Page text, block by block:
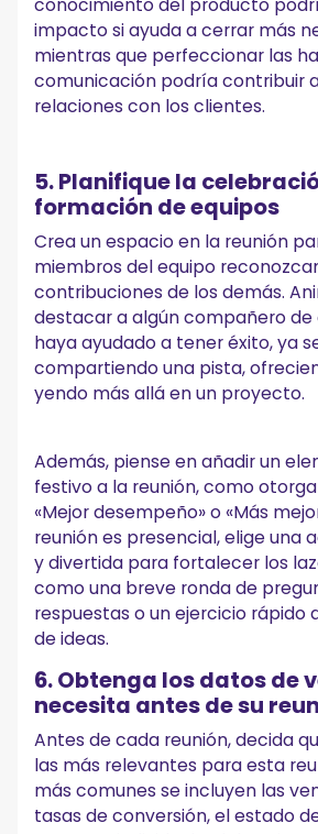
impacto si ayuda a cerrar más
mientras que perfeccionar las
comunicación podría contribuir
relaciones con los clientes.
5. Planifique la
formación de equipos
Crea un espacio en la reunión
miembros del equipo
contribuciones de los demás.
destacar a algún compañero de
haya ayudado a tener éxito, ya
compartiendo una pista,
yendo más allá en un proyecto.
Además, piense en añadir un
festivo a la reunión, como
«Mejor desempeño» o «Más
reunión es presencial, elige una
y divertida para fortalecer los
como una breve ronda de
respuestas o un ejercicio rápido
de ideas.
6. Obtenga los datos de
necesita antes de su
Antes de cada reunión, decida
las más relevantes para esta
más comunes se incluyen las
tasas de conversión, el estado